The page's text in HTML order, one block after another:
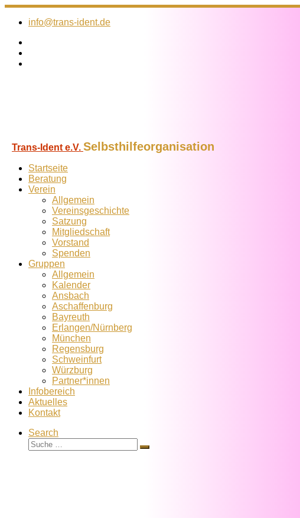
Zum
Inhalt
info@trans-ident.de
Trans-Ident e.V. Selbsthilfeorganisation
Startseite
Beratung
Verein
Allgemein
Vereins­geschichte
Satzung
Mitglied­schaft
Vorstand
Spenden
Gruppen
Allgemein
Kalender
Ansbach
Aschaffenburg
Bayreuth
Erlangen/Nürnberg
München
Regensburg
Schweinfurt
Würzburg
Partner*innen
Infobereich
Aktuelles
Kontakt
Search
Suche
Suche